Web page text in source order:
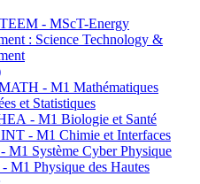
- MScT-Energy
: Science Technology &
- M1 Mathématiques
et Statistiques
- M1 Biologie et Santé
- M1 Chimie et Interfaces
M1 Système Cyber Physique
M1 Physique des Hautes